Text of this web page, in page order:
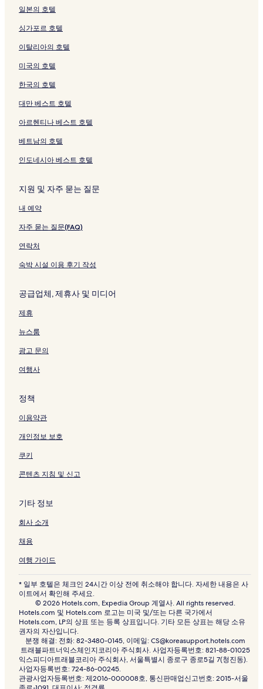
일본의 호텔
싱가포르 호텔
이탈리아의 호텔
미국의 호텔
한국의 호텔
대만 베스트 호텔
아르헨티나 베스트 호텔
베트남의 호텔
인도네시아 베스트 호텔
지원 및 자주 묻는 질문
내 예약
자주 묻는 질문(FAQ)
연락처
숙박 시설 이용 후기 작성
공급업체, 제휴사 및 미디어
제휴
뉴스룸
광고 문의
여행사
정책
이용약관
개인정보 보호
쿠키
콘텐츠 지침 및 신고
기타 정보
회사 소개
채용
여행 가이드
* 일부 호텔은 체크인 24시간 이상 전에 취소해야 합니다. 자세한 내용은 사
이트에서 확인해 주세요.
© 2026 Hotels.com, Expedia Group 계열사. All rights reserved.
Hotels.com 및 Hotels.com 로고는 미국 및/또는 다른 국가에서
Hotels.com, LP의 상표 또는 등록 상표입니다. 기타 모든 상표는 해당 소유
권자의 자산입니다.
분쟁 해결: 전화: 82-3480-0145, 이메일: CS@koreasupport.hotels.com
트래블파트너익스체인지코리아 주식회사. 사업자등록번호: 821-88-01025
익스피디아트래블코리아 주식회사, 서울특별시 종로구 종로5길 7(청진동).
사업자등록번호: 724-86-00245.
관광사업자등록번호: 제2016-000008호, 통신판매업신고번호: 2015-서울